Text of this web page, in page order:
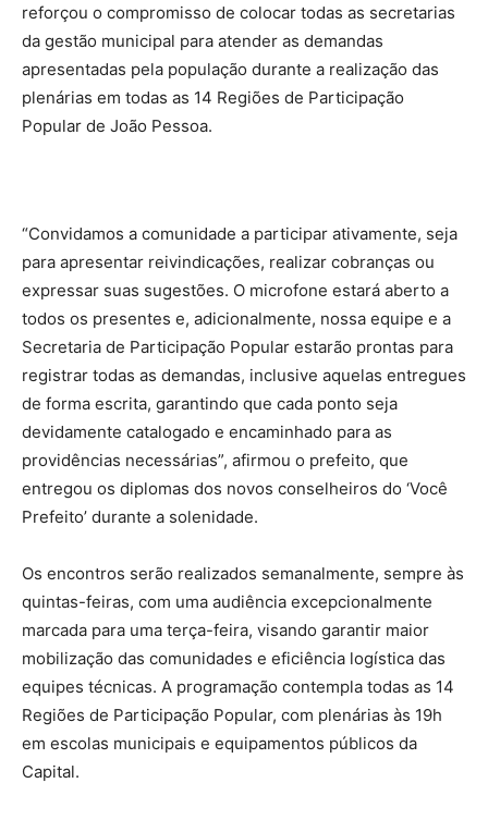
reforçou o compromisso de colocar todas as secretarias
da gestão municipal para atender as demandas
apresentadas pela população durante a realização das
plenárias em todas as 14 Regiões de Participação
Popular de João Pessoa.
“Convidamos a comunidade a participar ativamente, seja
para apresentar reivindicações, realizar cobranças ou
expressar suas sugestões. O microfone estará aberto a
todos os presentes e, adicionalmente, nossa equipe e a
Secretaria de Participação Popular estarão prontas para
registrar todas as demandas, inclusive aquelas entregues
de forma escrita, garantindo que cada ponto seja
devidamente catalogado e encaminhado para as
providências necessárias”, afirmou o prefeito, que
entregou os diplomas dos novos conselheiros do ‘Você
Prefeito’ durante a solenidade.
Os encontros serão realizados semanalmente, sempre às
quintas-feiras, com uma audiência excepcionalmente
marcada para uma terça-feira, visando garantir maior
mobilização das comunidades e eficiência logística das
equipes técnicas. A programação contempla todas as 14
Regiões de Participação Popular, com plenárias às 19h
em escolas municipais e equipamentos públicos da
Capital.